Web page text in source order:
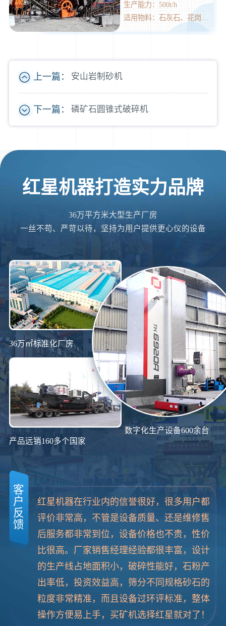
生产能力：500t/h
上一篇： 安山岩制砂机
下一篇： 磷矿石圆锥式破碎机
红星机器打造实力品牌
36万平方米大型生产厂房
一丝不苟、严苛以待，坚持为用户提供更心仪的设备
36万㎡标准化厂房
产品远销160多个国家
数字化生产设备600余台
客
户
反
馈
红星机器在行业内的信誉很好，很多用户都
评价非常高，不管是设备质量、还是维修售
后服务都非常到位，设备价格也不贵，性价
比很高。厂家销售经理经验都很丰富，设计
的生产线占地面积小，破碎性能好，石粉产
出率低，投资效益高，筛分不同规格砂石的
粒度非常精准，而且设备过环评标准，整体
操作方便易上手，买矿机选择红星就对了！